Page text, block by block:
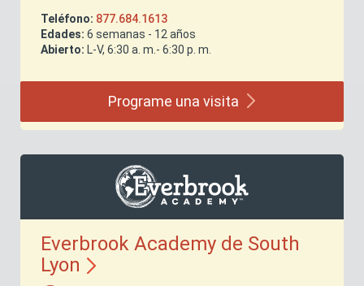
Teléfono: 877.684.1613
Edades: 6 semanas - 12 años
Abierto: L-V, 6:30 a. m.- 6:30 p. m.
Programe una visita
Everbrook Academy de South
Lyon